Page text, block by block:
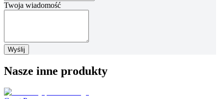
Twoja wiadomość
Wyślij
Nasze inne produkty